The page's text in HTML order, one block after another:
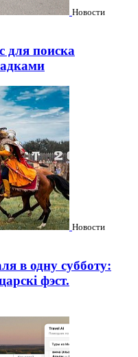
Новости
для поиска
Новости
в одну субботу:
фэст.